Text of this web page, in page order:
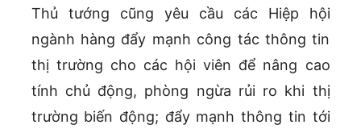
Thủ tướng cũng yêu cầu các Hiệp hội
ngành hàng đẩy mạnh công tác thông tin
thị trường cho các hội viên để nâng cao
tính chủ động, phòng ngừa rủi ro khi thị
trường biến động; đẩy mạnh thông tin tới